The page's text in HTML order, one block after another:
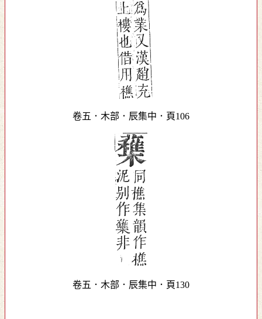
卷五．木部．辰集中．頁106
卷五．木部．辰集中．頁130